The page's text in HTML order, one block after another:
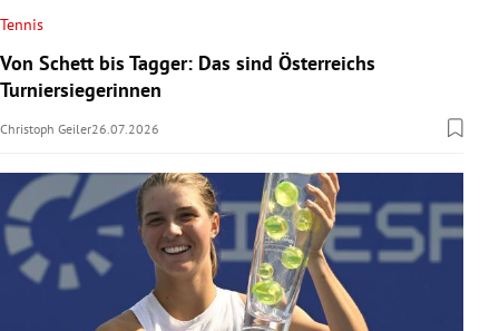
Tennis
Von Schett bis Tagger: Das sind Österreichs
Turniersiegerinnen
Christoph Geiler26.07.2026